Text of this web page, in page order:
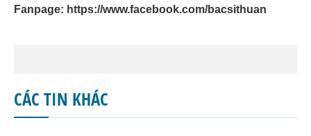
Fanpage: https://www.facebook.com/bacsithuan
CÁC TIN KHÁC